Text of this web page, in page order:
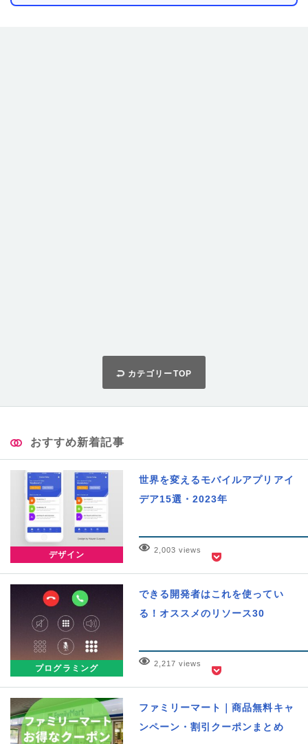
カテゴリーTOP
おすすめ新着記事
デザイン
世界を変えるモバイルアプリアイ
デア15選・2023年
2,003 views
プログラミング
できる開発者はこれを使ってい
る！オススメのリソース30
2,217 views
ファミリーマート｜商品無料キャ
ンペーン・割引クーポンまとめ